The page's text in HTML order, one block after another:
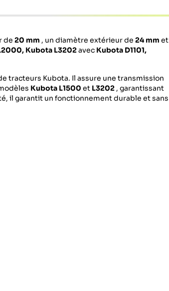
de 20 mm , un diamètre extérieur de 24 mm et
Kubota L3202avec Kubota D1101,
tracteurs Kubota. Il assure une transmission
Kubota L1500 et L3202 , garantissant
il garantit un fonctionnement durable et sans